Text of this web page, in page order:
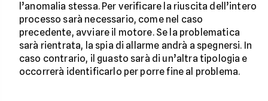
l’anomalia stessa. Per verificare la riuscita dell’intero
processo sarà necessario, come nel caso
precedente, avviare il motore. Se la problematica
sarà rientrata, la spia di allarme andrà a spegnersi. In
caso contrario, il guasto sarà di un’altra tipologia e
occorrerà identificarlo per porre fine al problema.